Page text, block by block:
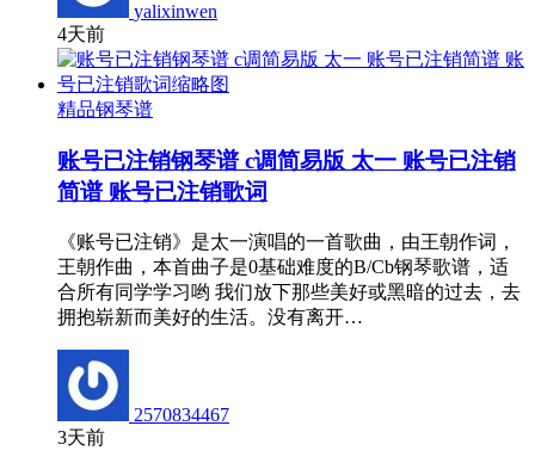
yalixinwen
4天前
精品钢琴谱
账号已注销钢琴谱 c调简易版 太一 账号已注销
简谱 账号已注销歌词
《账号已注销》是太一演唱的一首歌曲，由王朝作词，
王朝作曲，本首曲子是0基础难度的B/Cb钢琴歌谱，适
合所有同学学习哟 我们放下那些美好或黑暗的过去，去
拥抱崭新而美好的生活。没有离开…
2570834467
3天前